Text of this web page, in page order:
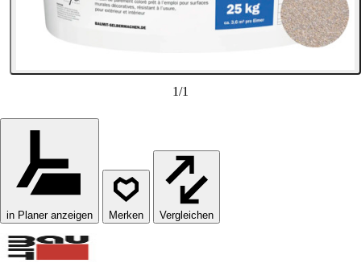
1/1
in Planer anzeigen Vergleichen